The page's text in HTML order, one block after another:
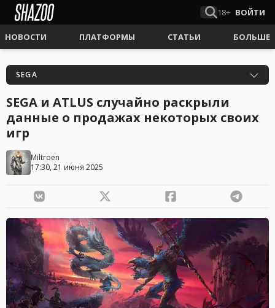
18+ ВОЙТИ
НОВОСТИ ПЛАТФОРМЫ СТАТЬИ БОЛЬШЕ
SEGA
SEGA и ATLUS случайно раскрыли
данные о продажах некоторых своих
игр
Miltroen
17:30, 21 июня 2025